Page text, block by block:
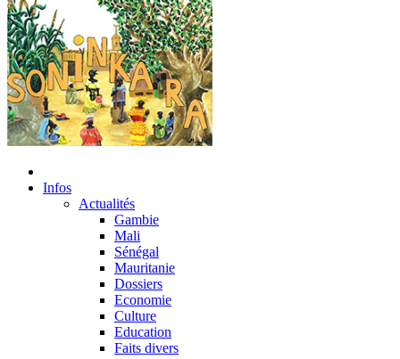
Infos
Actualités
Gambie
Mali
Sénégal
Mauritanie
Dossiers
Economie
Culture
Education
Faits divers